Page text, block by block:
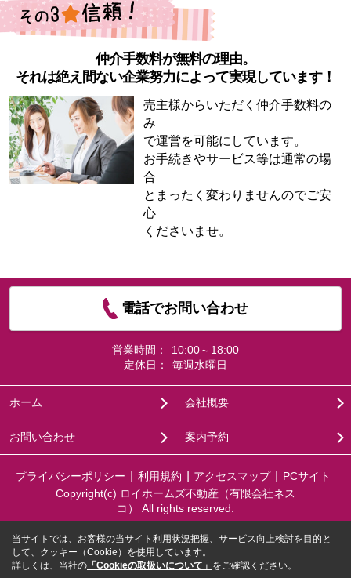
仲介手数料が無料の理由。
それは絶え間ない企業努力によって実現しています！
売主様からいただく仲介手数料の
み
で運営を可能にしています。
お手続きやサービス等は通常の場
合
とまったく変わりませんのでご安
心
くださいませ。
電話でお問い合わせ
営業時間：
10:00～18:00
定休日：
毎週水曜日
ホーム 会社概要
お問い合わせ 案内予約
プライバシーポリシー 利用規約 アクセスマップ
PCサイト
Copyright(c) ロイホームズ不動産（有限会社ネス
コ） All rights reserved.
当サイトでは、お客様の当サイト利用状況把握、サービス向上検討を目的と
して、クッキー（Cookie）を使用しています。
詳しくは、当社の 「Cookieの取扱いについて」 をご確認ください。